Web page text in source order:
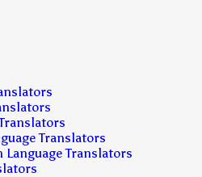
Translators
Translators